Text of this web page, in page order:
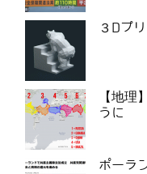
３Dプ
【地理
うに
ポーラ